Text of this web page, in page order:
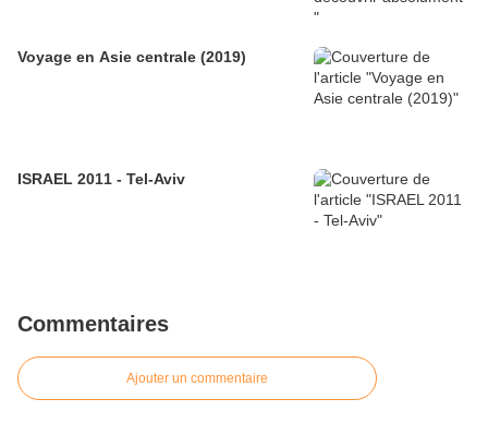
Voyage en Asie centrale (2019)
ISRAEL 2011 - Tel-Aviv
Commentaires
Ajouter un commentaire